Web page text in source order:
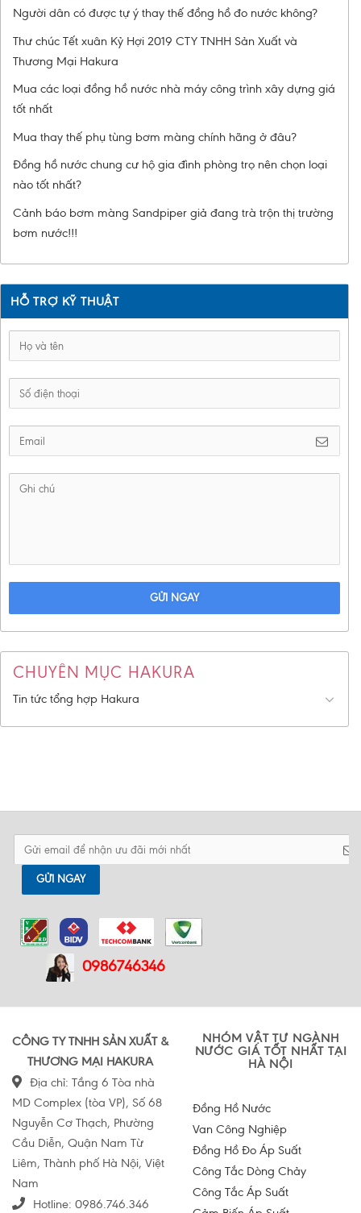
Người dân có được tự ý thay thế đồng hồ đo nước không?
Thư chúc Tết xuân Kỷ Hợi 2019 CTY TNHH Sản Xuất và
Thương Mại Hakura
Mua các loại đồng hồ nước nhà máy công trình xây dựng giá
tốt nhất
Mua thay thế phụ tùng bơm màng chính hãng ở đâu?
Đồng hồ nước chung cư hộ gia đình phòng trọ nên chọn loại
nào tốt nhất?
Cảnh báo bơm màng Sandpiper giả đang trà trộn thị trường
bơm nước!!!
HỖ TRỢ KỸ THUẬT
GỬI NGAY
CHUYÊN MỤC HAKURA
Tin tức tổng hợp Hakura
GỬI NGAY
0986746346
CÔNG TY TNHH SẢN XUẤT &
THƯƠNG MẠI HAKURA
Địa chỉ: Tầng 6 Tòa nhà
MD Complex (tòa VP), Số 68
Nguyễn Cơ Thạch, Phường
Cầu Diễn, Quận Nam Từ
Liêm, Thành phố Hà Nội, Việt
Nam
Hotline: 0986.746.346
NHÓM VẬT TƯ NGÀNH
NƯỚC GIÁ TỐT NHẤT TẠI
HÀ NỘI
Đồng Hồ Nước
Van Công Nghiệp
Đồng Hồ Đo Áp Suất
Công Tắc Dòng Chảy
Công Tắc Áp Suất